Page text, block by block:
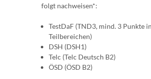
folgt nachweisen*:
TestDaF (TND3, mind. 3 Punkte
Teilbereichen)
DSH (DSH1)
Telc (Telc Deutsch B2)
ÖSD (ÖSD B2)